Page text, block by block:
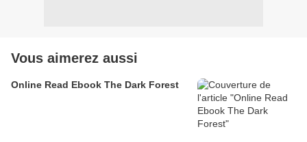
Vous aimerez aussi
Online Read Ebook The Dark Forest